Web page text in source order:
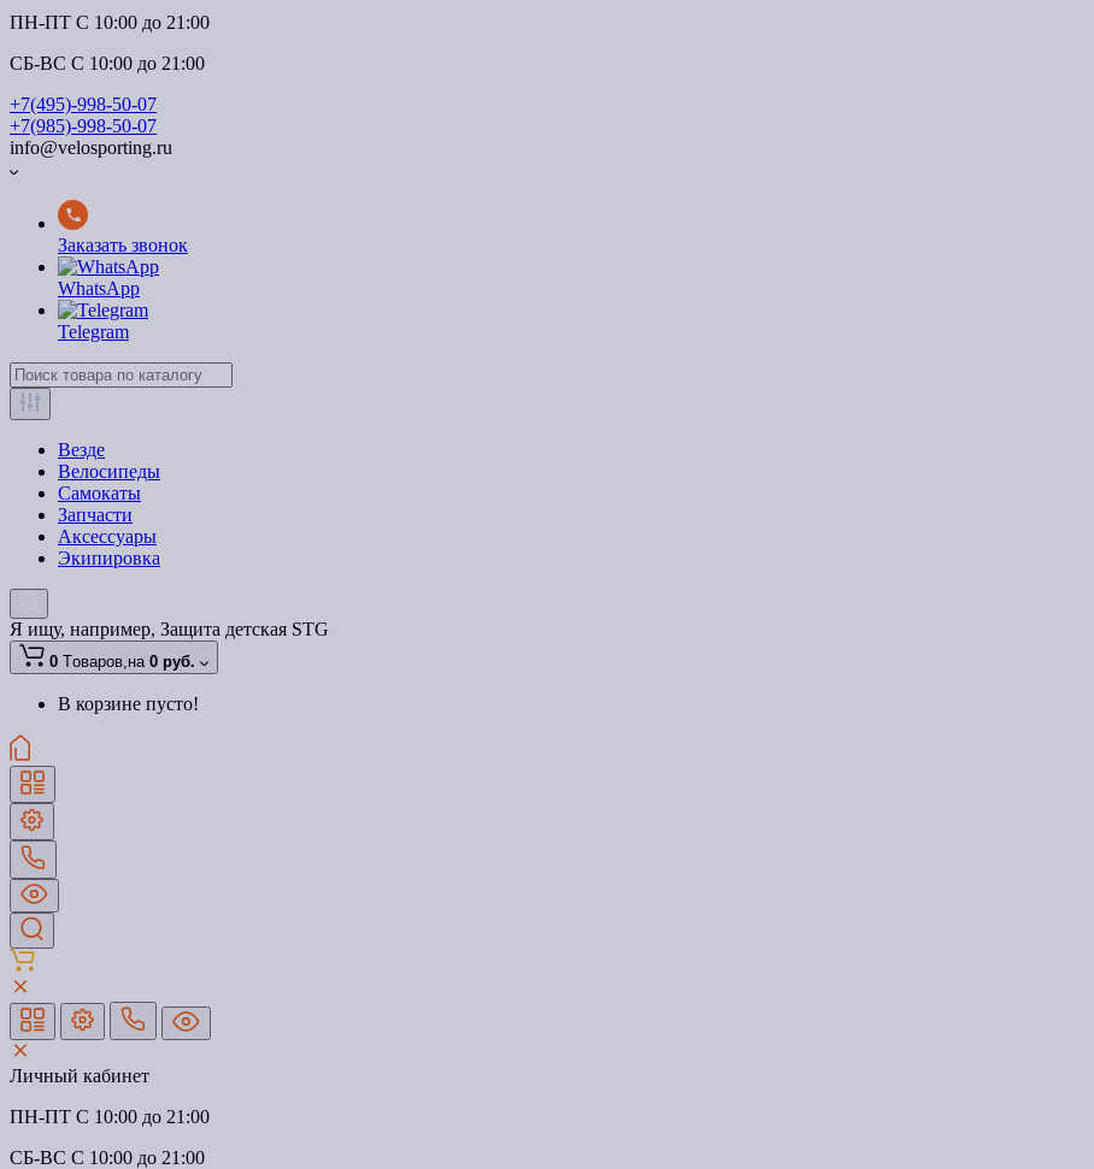
ПН-ПТ C 10:00 до 21:00
СБ-ВС С 10:00 до 21:00
+7(495)-998-50-07
+7(985)-998-50-07
info@velosporting.ru
Заказать звонок
WhatsApp
Telegram
Везде
Велосипеды
Самокаты
Запчасти
Аксессуары
Экипировка
Я ищу, например, Защита детская STG
0 Tоваров,на 0 руб.
В корзине пусто!
Личный кабинет
ПН-ПТ C 10:00 до 21:00
СБ-ВС С 10:00 до 21:00